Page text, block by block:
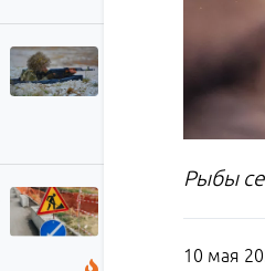
Рыбы
10 мая